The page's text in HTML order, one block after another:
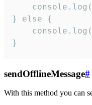
} else {
}
sendOfflineMessage#
With this method you can